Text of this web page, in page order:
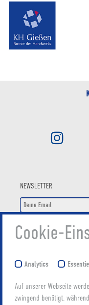
NEWSLETTER
Cookie-
Analytics
Auf unserer Webseite
zwingend benötigt,